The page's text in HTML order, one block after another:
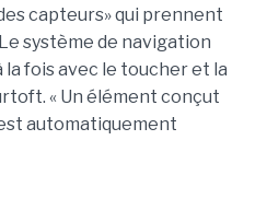
capteurs» qui prennent
système de navigation
fois avec le toucher et la
« Un élément conçut
automatiquement